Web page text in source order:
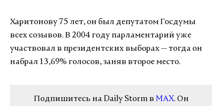
Харитонову 75 лет, он был депутатом Госдумы
всех созывов. В 2004 году парламентарий уже
участвовал в президентских выборах — тогда он
набрал 13,69% голосов, заняв второе место.
Подпишитесь на Daily Storm в MAX. Он